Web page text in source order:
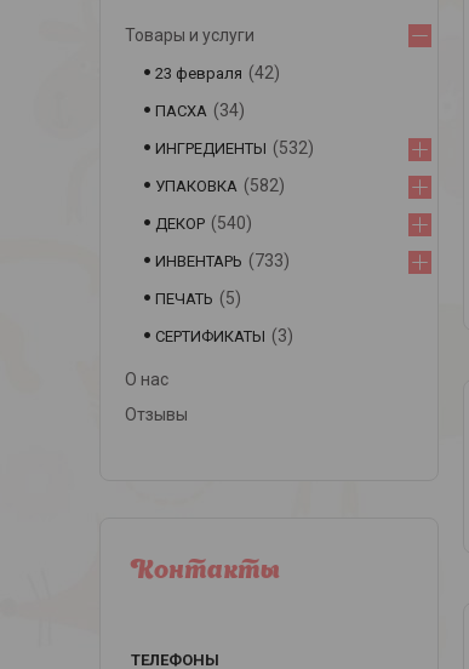
Товары и услуги
23 февраля 42
ПАСХА 34
ИНГРЕДИЕНТЫ 532
УПАКОВКА 582
ДЕКОР 540
ИНВЕНТАРЬ 733
ПЕЧАТЬ 5
СЕРТИФИКАТЫ 3
О нас
Отзывы
Контакты